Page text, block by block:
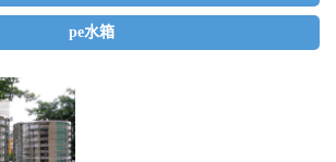
pe水箱